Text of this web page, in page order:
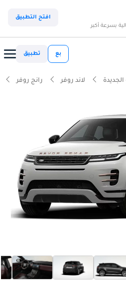
بسرعة أكبر
افتح التطبيق
بع تطبيق
لاند روفر رانج روفر